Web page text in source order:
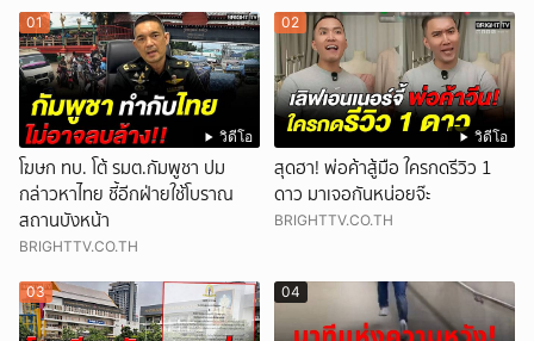
วิดีโอ
01
โฆษก ทบ. โต้ รมต.กัมพูชา ปม
กล่าวหาไทย ชี้อีกฝ่ายใช้โบราณ
สถานบังหน้า
BRIGHTTV.CO.TH
วิดีโอ
02
สุดฮา! พ่อค้าสู้มือ ใครกดรีวิว 1
ดาว มาเจอกันหน่อยจ๊ะ
BRIGHTTV.CO.TH
03 04